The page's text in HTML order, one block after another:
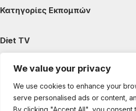
We value your privacy
We use cookies to enhance your
serve personalised ads or content,
By clicking "Accept All", you consent
Κατηγορίες Εκπομπών
Diet TV
Κατηγορίες Άρθρων
Ακολουθήστε μας